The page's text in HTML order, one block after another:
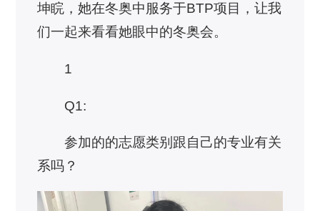
坤睆，她在冬奥中服务于BTP项目，让我
们一起来看看她眼中的冬奥会。
1
Q1:
参加的的志愿类别跟自己的专业有关
系吗？